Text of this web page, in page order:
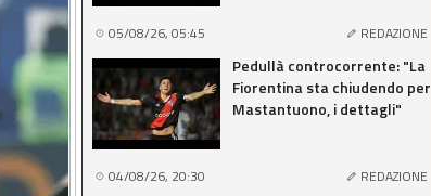
05/08/26, 05:45 REDAZIONE
Pedullà controcorrente: "La
Fiorentina sta chiudendo per
Mastantuono, i dettagli"
04/08/26, 20:30 REDAZIONE